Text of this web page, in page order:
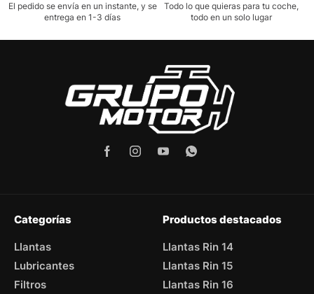
El pedido se envía en un instante, y se
entrega en 1-3 días
Todo lo que quieras para tu coche,
todo en un solo lugar
Categorías
Llantas
Lubricantes
Filtros
Productos destacados
Llantas Rin 14
Llantas Rin 15
Llantas Rin 16